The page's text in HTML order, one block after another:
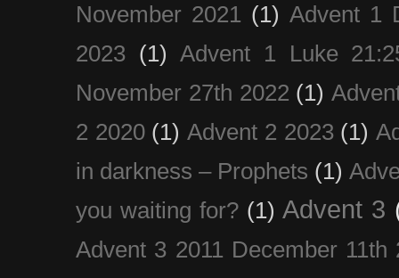
November 2021
(1) Advent 1
2023 (1)
Advent 1 Luke
November 27th 2022 (1)
2 2020 (1) Advent 2 2023 (1)
in darkness – Prophets (1)
you waiting for? (1) Advent 3
Advent 3 2011 December 11th